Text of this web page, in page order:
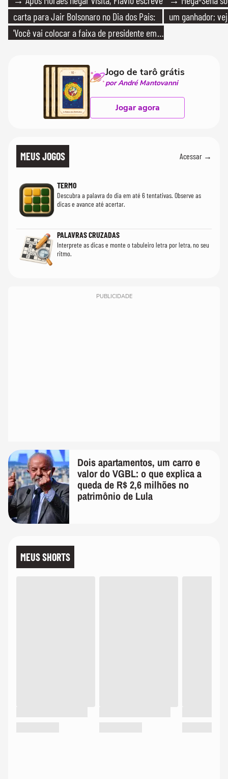
carta para Jair Bolsonaro no Dia dos Pais:
'Você vai colocar a faixa de presidente em
um ganhador;
Jogo de tarô grátis
por André Mantovanni
Jogar agora
MEUS JOGOS Acessar →
TERMO
Descubra a palavra do dia em até 6 tentativas. Observe as
dicas e avance até acertar.
PALAVRAS CRUZADAS
Interprete as dicas e monte o tabuleiro letra por letra, no seu
ritmo.
PUBLICIDADE
Dois apartamentos, um carro e
valor do VGBL: o que explica a
queda de R$ 2,6 milhões no
patrimônio de Lula
MEUS SHORTS